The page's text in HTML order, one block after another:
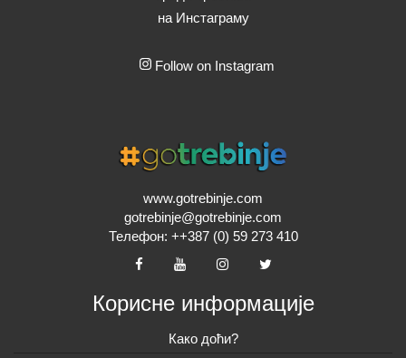
на Инстаграму
Follow on Instagram
www.gotrebinje.com
gotrebinje@gotrebinje.com
Телефон: ++387 (0) 59 273 410
Корисне информације
Како доћи?